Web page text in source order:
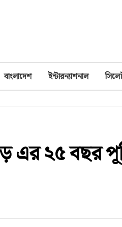
বাংলাদেশ ইন্টারন্যাশনাল
এর ২৫ বছর